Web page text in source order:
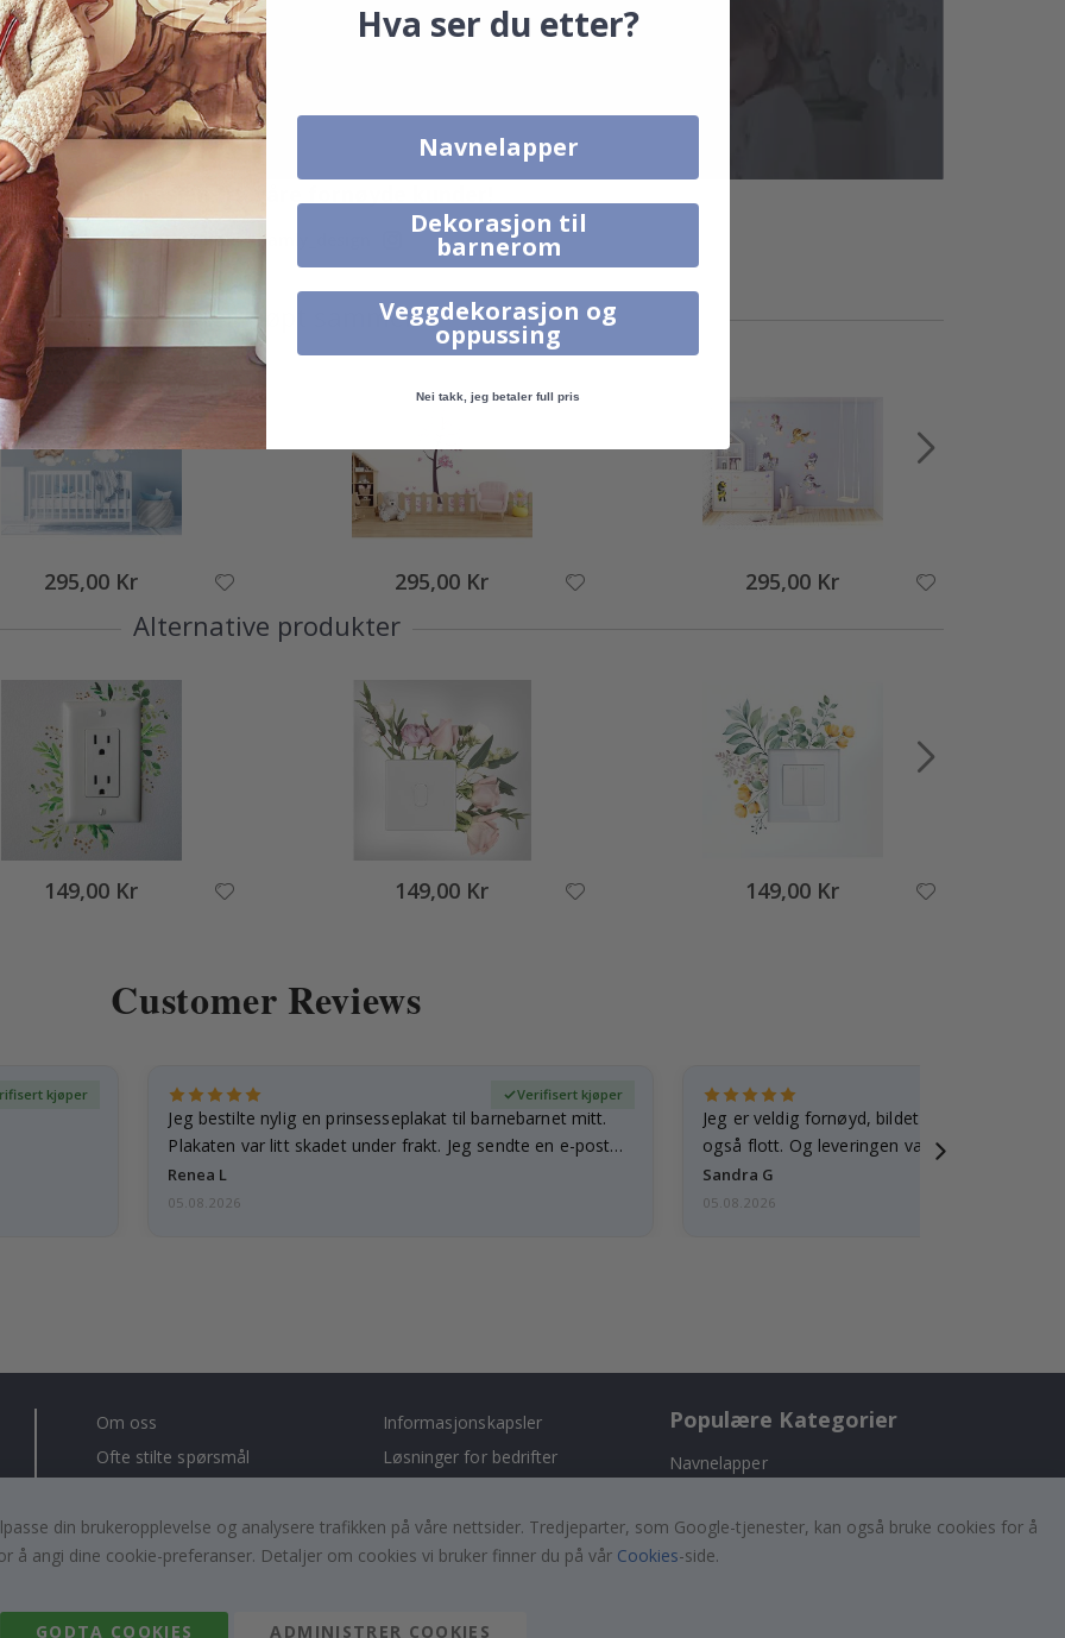
Ekte inspirasjon fra våre fornøyde kunder!
Merk ditt med #namly_design
Produkter kjøpt sammen
295,00 Kr 295,00 Kr 295,00 Kr
Alternative produkter
149,00 Kr 149,00 Kr 149,00 Kr
Customer Reviews
kjøper
Jeg bestilte nylig en prinsesseplakat til barnebarnet mitt.
Plakaten var litt skadet under frakt. Jeg sendte en e-post…
Renea L
Verifisert kjøper
05.08.2026
Jeg er veldig fornøyd, bildet er godt laget og
også flott. Og leveringen var rask.
Sandra G
05.08.2026
Om oss
Ofte stilte spørsmål
Rett til å angre
Vilkår og betingelser
Informasjonskapsler
Løsninger for bedrifter
Anmeldelser
Samarbeid med oss!
Populære Kategorier
Navnelapper
Selvklebende fliser
Plakater
din brukeropplevelse og analysere trafikken på våre nettsider. Tredjeparter, som Google-tjenester, kan også bruke cookies for å
å angi dine cookie-preferanser. Detaljer om cookies vi bruker finner du på vår Cookies-side.
GODTA COOKIES ADMINISTRER COOKIES
Hva ser du etter?
Navnelapper
Dekorasjon til
barnerom
Veggdekorasjon og
oppussing
Nei takk, jeg betaler full pris